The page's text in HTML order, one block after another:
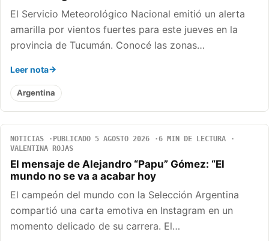
El Servicio Meteorológico Nacional emitió un alerta
amarilla por vientos fuertes para este jueves en la
provincia de Tucumán. Conocé las zonas…
Leer nota
Argentina
NOTICIAS PUBLICADO 5 AGOSTO 2026
6 MIN DE LECTURA
VALENTINA ROJAS
El mensaje de Alejandro “Papu” Gómez: “El
mundo no se va a acabar hoy
El campeón del mundo con la Selección Argentina
compartió una carta emotiva en Instagram en un
momento delicado de su carrera. El…